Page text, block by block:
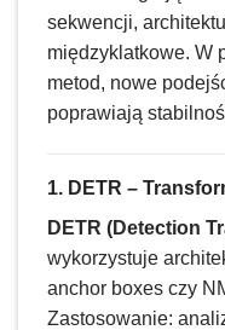
sekwencji,
międzyklatkowe. W
metod, nowe
poprawiają
1. DETR –
DETR (Detection
wykorzystuje
anchor boxes czy
Zastosowanie: